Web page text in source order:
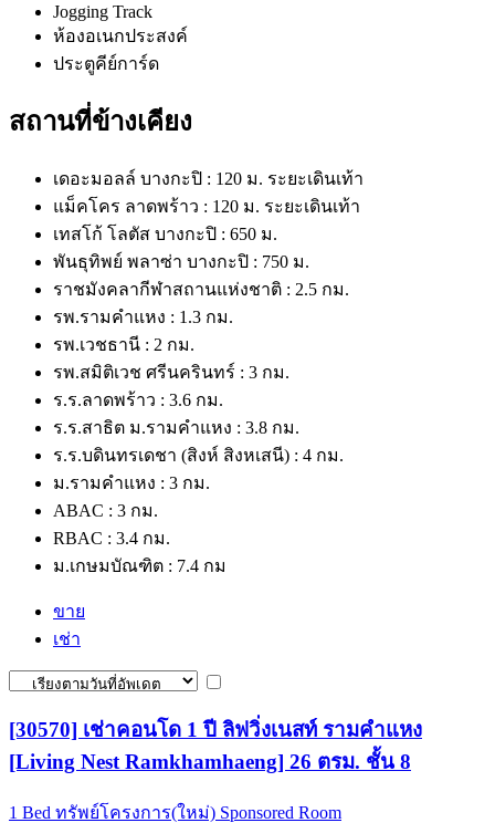
Jogging Track
ห้องอเนกประสงค์
ประตูคีย์การ์ด
สถานที่ข้างเคียง
เดอะมอลล์ บางกะปิ : 120 ม. ระยะเดินเท้า
แม็คโคร ลาดพร้าว : 120 ม. ระยะเดินเท้า
เทสโก้ โลตัส บางกะปิ : 650 ม.
พันธุทิพย์ พลาซ่า บางกะปิ : 750 ม.
ราชมังคลากีฬาสถานแห่งชาติ : 2.5 กม.
รพ.รามคำแหง : 1.3 กม.
รพ.เวชธานี : 2 กม.
รพ.สมิติเวช ศรีนครินทร์ : 3 กม.
ร.ร.ลาดพร้าว : 3.6 กม.
ร.ร.สาธิต ม.รามคำแหง : 3.8 กม.
ร.ร.บดินทรเดชา (สิงห์ สิงหเสนี) : 4 กม.
ม.รามคำแหง : 3 กม.
ABAC : 3 กม.
RBAC : 3.4 กม.
ม.เกษมบัณฑิต : 7.4 กม
ขาย
เช่า
[30570] เช่าคอนโด 1 ปี ลิฟวิ่งเนสท์ รามคำแหง
[Living Nest Ramkhamhaeng] 26 ตรม. ชั้น 8
1 Bed ทรัพย์โครงการ(ใหม่) Sponsored Room